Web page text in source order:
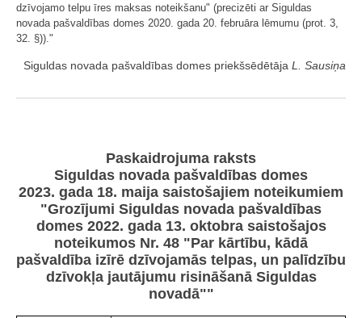
dzīvojamo telpu īres maksas noteikšanu" (precizēti ar Siguldas
novada pašvaldības domes 2020. gada 20. februāra lēmumu (prot. 3,
32. §))."
Siguldas novada pašvaldības domes priekšsēdētāja L. Sausiņa
Paskaidrojuma raksts
Siguldas novada pašvaldības domes
2023. gada 18. maija saistošajiem noteikumiem
"Grozījumi Siguldas novada pašvaldības
domes 2022. gada 13. oktobra saistošajos
noteikumos Nr. 48 "Par kārtību, kādā
pašvaldība izīrē dzīvojamās telpas, un palīdzību
dzīvokļa jautājumu risināšanā Siguldas
novadā""